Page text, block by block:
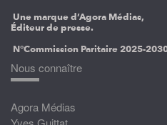
Une marque d’Agora Médias,
Éditeur de presse.
N°Commission Paritaire 2025-
Nous connaître
Agora Médias